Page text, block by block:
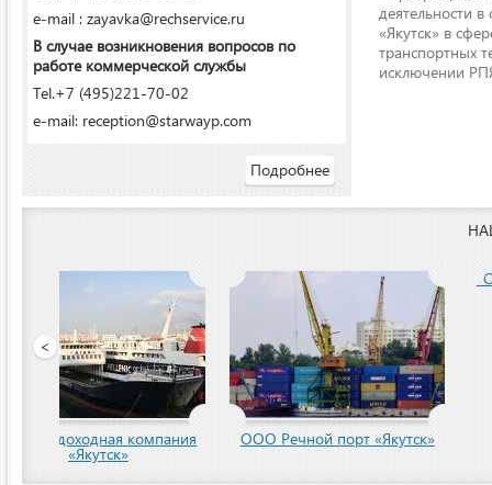
e-mail : zayavka@rechservice.ru
В случае возникновения вопросов по
работе коммерческой службы
Tel.+7 (495)221-70-02
e-mail: reception@starwayp.com
Подробнее
деятельности
«Якутск» в
транспортных
исключении
<
ООО Речной порт «Якутск»
ООО «Якутский речной